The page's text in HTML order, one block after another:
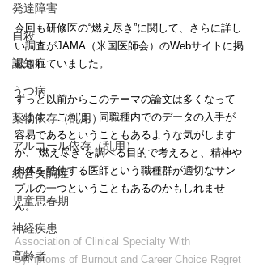
発達障害
自殺
認知症
うつ病
薬物依存（乱用）
アルコール依存（乱用）
統合失調症
児童思春期
神経疾患
高齢者
今回も研修医の“燃え尽き”に関して、さらに詳し
い調査がJAMA（米国医師会）のWebサイトに掲
載されていました。
ずっと以前からこのテーマの論文は多くなって
います。これは、同職種内でのデータの入手が
容易であるということもあるような気がします
が、“燃え尽き”を調べる目的で考えると、精神や
肉体を酷使する医師という職種群が適切なサン
プルの一つということもあるのかもしれませ
ん。
Association of Clinical Specialty With
Symptoms of Burnout and Career Choice Regret